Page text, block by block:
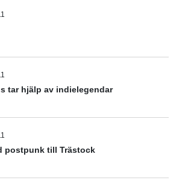
tar hjälp av indielegendar
postpunk till Trästock